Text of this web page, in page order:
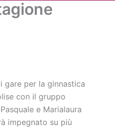
News
gare per la ginnastica
con il gruppo
e Marialaura
impegnato su più